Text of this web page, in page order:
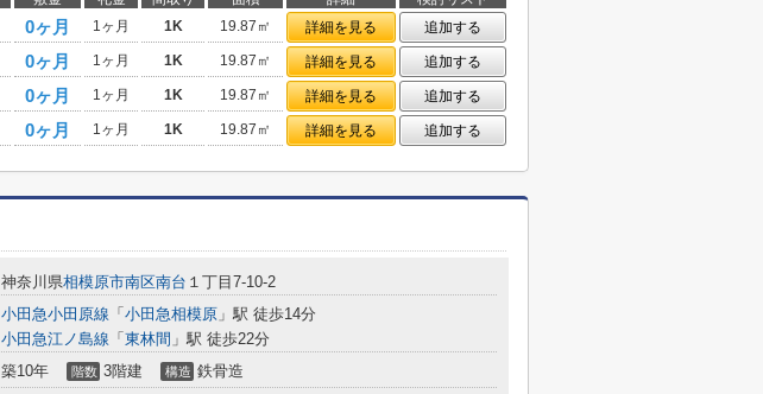
0ヶ月 1ヶ月 1K 19.87㎡ 詳細を見る
追加する
0ヶ月 1ヶ月 1K 19.87㎡ 詳細を見る
追加する
0ヶ月 1ヶ月 1K 19.87㎡ 詳細を見る
追加する
0ヶ月 1ヶ月 1K 19.87㎡ 詳細を見る 追加する
神奈川県相模原市南区南台 １丁目7-10-2
小田急小田原線 「 小田急相模原 」駅 徒歩14分
小田急江ノ島線 「 東林間 」駅 徒歩22分
築10年 階数 3階建 構造 鉄骨造